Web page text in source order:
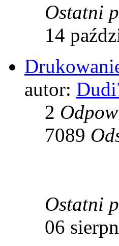
Ostatni
14
autor:
2
7089
Ostatni
06